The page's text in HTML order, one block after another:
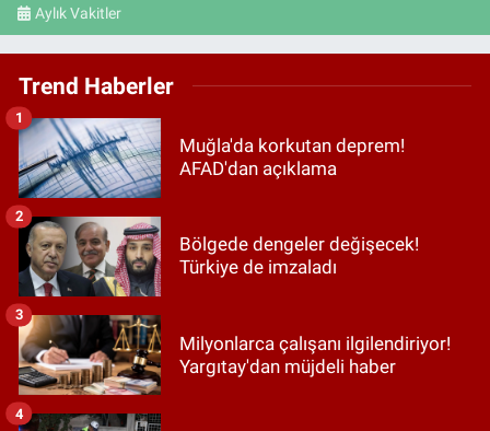
Aylık Vakitler
Trend Haberler
Muğla'da korkutan deprem!
AFAD'dan açıklama
1
Bölgede dengeler değişecek!
Türkiye de imzaladı
2
Milyonlarca çalışanı ilgilendiriyor!
Yargıtay'dan müjdeli haber
3
4